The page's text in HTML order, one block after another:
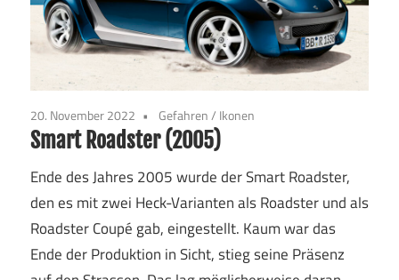
20. November 2022 Gefahren/ Ikonen
Smart Roadster (2005)
Ende des Jahres 2005 wurde der Smart Roadster,
den es mit zwei Heck-Varianten als Roadster und als
Roadster Coupé gab, eingestellt. Kaum war das
Ende der Produktion in Sicht, stieg seine Präsenz